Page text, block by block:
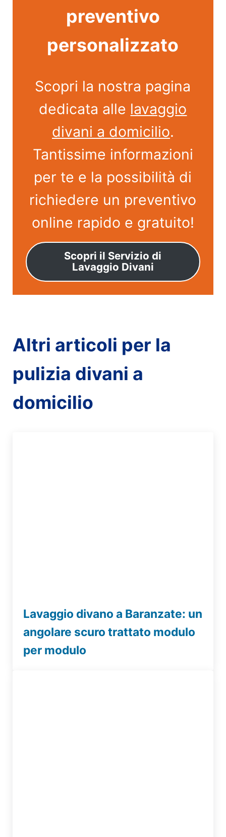
preventivo
personalizzato
Scopri la nostra pagina
dedicata alle lavaggio
divani a domicilio.
Tantissime informazioni
per te e la possibilità di
richiedere un preventivo
online rapido e gratuito!
Scopri il Servizio di
Lavaggio Divani
Altri articoli per la
pulizia divani a
domicilio
Lavaggio divano a Baranzate: un
angolare scuro trattato modulo
per modulo